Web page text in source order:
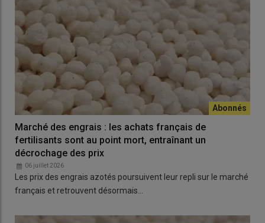
Marché des engrais : les achats français de
fertilisants sont au point mort, entraînant un
décrochage des prix
06 juillet 2026
Les prix des engrais azotés poursuivent leur repli sur le marché
français et retrouvent désormais…